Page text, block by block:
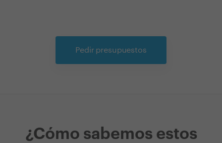
Pedir presupuestos
¿Cómo sabemos estos